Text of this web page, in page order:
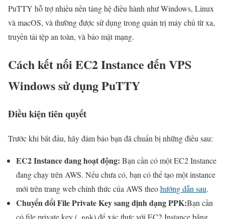
PuTTY hỗ trợ nhiều nền tảng hệ điều hành như Windows, Linux
và macOS, và thường được sử dụng trong quản trị máy chủ từ xa,
truyền tải tệp an toàn, và bảo mật mạng.
Cách kết nối EC2 Instance đến VPS
Windows sử dụng PuTTY
Điều kiện tiên quyết
Trước khi bắt đầu, hãy đảm bảo bạn đã chuẩn bị những điều sau:
EC2 Instance đang hoạt động: Bạn cần có một EC2 Instance
đang chạy trên AWS. Nếu chưa có, bạn có thể tạo một instance
mới trên trang web chính thức của AWS theohướng dẫn sau.
Chuyển đổi File Private Key sang định dạng PPK:Bạn cần
có file private key (
) để xác thực với EC2 Instance bằng